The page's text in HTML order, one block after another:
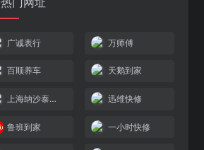
广诚表行 万师傅
百顺养车 天鹅到家
上海纳沙泰尔手表服务中心 迅维快修
鲁班到家 一小时快修